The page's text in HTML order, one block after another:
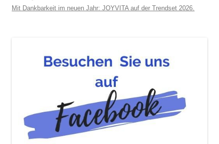
Mit Dankbarkeit im neuen Jahr: JOYVITA auf der Trendset 2026.